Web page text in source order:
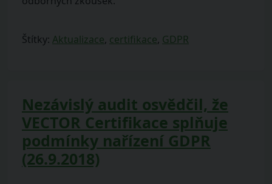
Štítky: Aktualizace, certifikace, GDPR
Nezávislý audit osvědčil, že
VECTOR Certifikace splňuje
podmínky nařízení GDPR
(26.9.2018)